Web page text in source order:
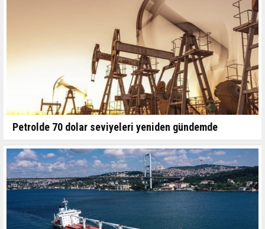
Petrolde 70 dolar seviyeleri yeniden gündemde